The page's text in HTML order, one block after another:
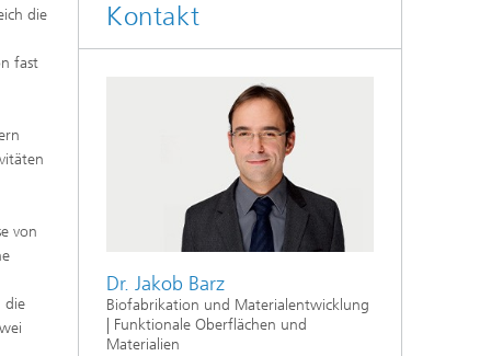
die
fast
von
die
Kontakt
Dr. Jakob Barz
Biofabrikation und Materialentwicklung
| Funktionale Oberflächen und
Materialien